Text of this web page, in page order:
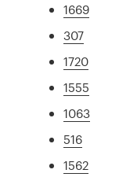
1669
307
1720
1555
1063
516
1562